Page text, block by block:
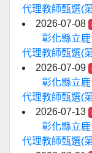
代理教師甄選(
2026-07-08
彰化縣立
代理教師甄選(
2026-07-09
彰化縣立
代理教師甄選(
2026-07-13
彰化縣立
代理教師甄選(